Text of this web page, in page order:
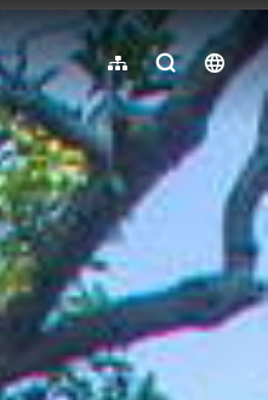
サイトマップ
全文検索
繁體中文
简体中文
English
한국어